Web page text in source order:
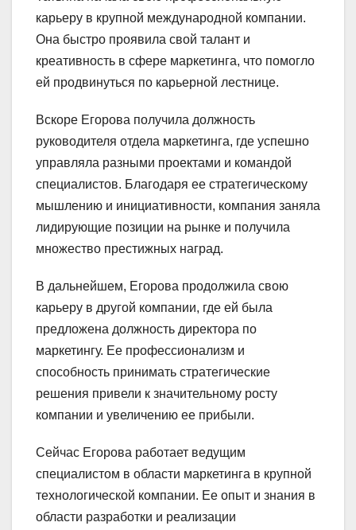
карьеру в крупной международной компании.
Она быстро проявила свой талант и
креативность в сфере маркетинга, что помогло
ей продвинуться по карьерной лестнице.
Вскоре Егорова получила должность
руководителя отдела маркетинга, где успешно
управляла разными проектами и командой
специалистов. Благодаря ее стратегическому
мышлению и инициативности, компания заняла
лидирующие позиции на рынке и получила
множество престижных наград.
В дальнейшем, Егорова продолжила свою
карьеру в другой компании, где ей была
предложена должность директора по
маркетингу. Ее профессионализм и
способность принимать стратегические
решения привели к значительному росту
компании и увеличению ее прибыли.
Сейчас Егорова работает ведущим
специалистом в области маркетинга в крупной
технологической компании. Ее опыт и знания в
области разработки и реализации